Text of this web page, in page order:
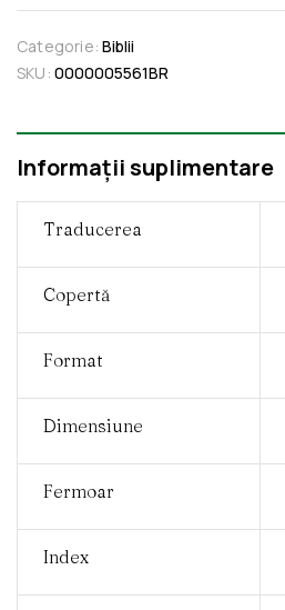
Categorie: Biblii
SKU: 0000005561BR
Informații suplimentare
Traducerea
Copertă
Format
Dimensiune
Fermoar
Index